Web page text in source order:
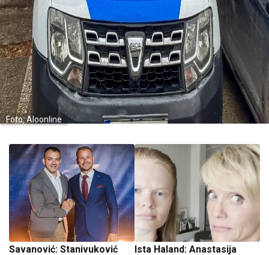
Foto: Aloonline
Savanović: Stanivuković
Ista Haland: Anastasija